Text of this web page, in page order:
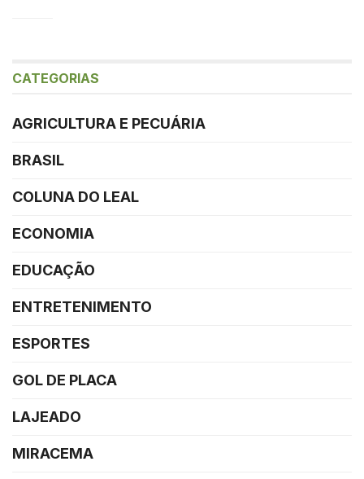
CATEGORIAS
AGRICULTURA E PECUÁRIA
BRASIL
COLUNA DO LEAL
ECONOMIA
EDUCAÇÃO
ENTRETENIMENTO
ESPORTES
GOL DE PLACA
LAJEADO
MIRACEMA